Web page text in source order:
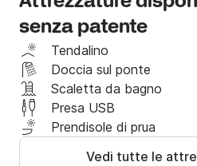
Noleggiando la Scar 195
coste Tirreniche in completo
Avrai l'opportunità di scoprire
raggiungibili solo via mare.
Ti consiglio di ammirare il
della Madonna nera del
snorkeling alla "Pietra in
città di Patti).
senza patente
Tendalino
Doccia sul ponte
Scaletta da bagno
Presa USB
Prendisole di prua
Vedi tutte le